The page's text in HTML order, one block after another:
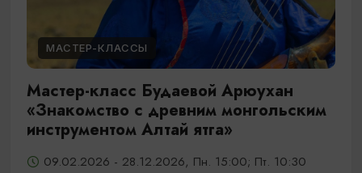
МАСТЕР-КЛАССЫ
Мастер-класс Будаевой Арюухан
«Знакомство с древним монгольским
инструментом Алтай ятга»
09.02.2026 - 28.12.2026, Пн. 15:00; Пт. 10:30